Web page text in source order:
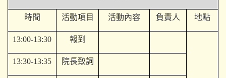
時間 活動項目 活動內容 負責人 地點
13:00-13:30 報到
13:30-13:35 院長致詞